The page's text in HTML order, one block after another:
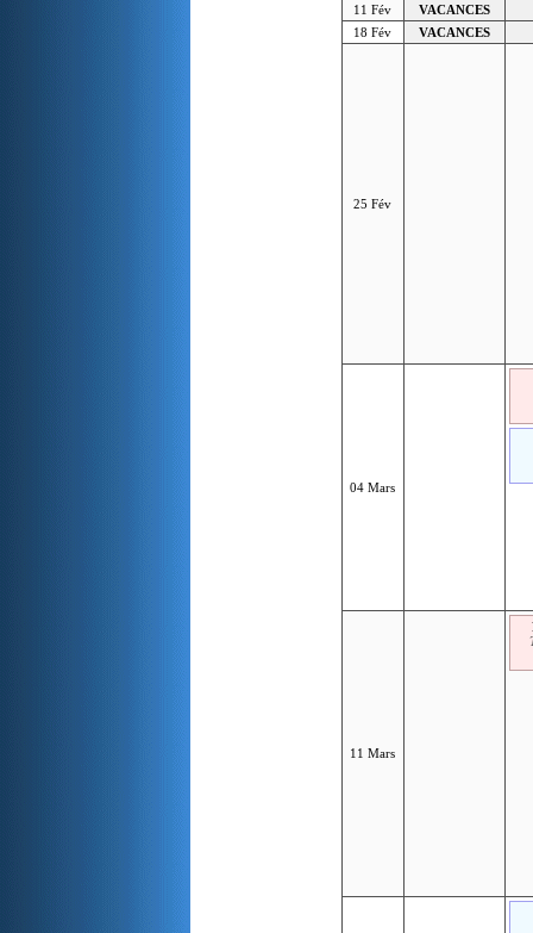
11 Fév
VACANCES
18 Fév
VACANCES
25 Fév
04 Mars
11 Mars